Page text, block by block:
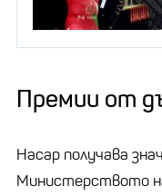
Премии от
Насар получава
Министерството